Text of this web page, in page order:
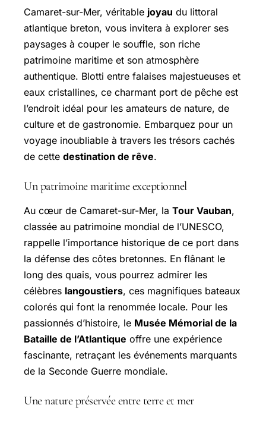
Camaret-sur-Mer, véritable joyau du littoral
atlantique breton, vous invitera à explorer ses
paysages à couper le souffle, son riche
patrimoine maritime et son atmosphère
authentique. Blotti entre falaises majestueuses et
eaux cristallines, ce charmant port de pêche est
l’endroit idéal pour les amateurs de nature, de
culture et de gastronomie. Embarquez pour un
voyage inoubliable à travers les trésors cachés
de cette destination de rêve.
Un patrimoine maritime exceptionnel
Au cœur de Camaret-sur-Mer, la Tour Vauban,
classée au patrimoine mondial de l’UNESCO,
rappelle l’importance historique de ce port dans
la défense des côtes bretonnes. En flânant le
long des quais, vous pourrez admirer les
célèbres langoustiers, ces magnifiques bateaux
colorés qui font la renommée locale. Pour les
passionnés d’histoire, le Musée Mémorial de la
Bataille de l’Atlantique offre une expérience
fascinante, retraçant les événements marquants
de la Seconde Guerre mondiale.
Une nature préservée entre terre et mer